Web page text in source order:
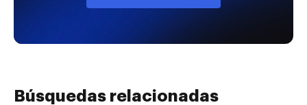
Búsquedas relacionadas